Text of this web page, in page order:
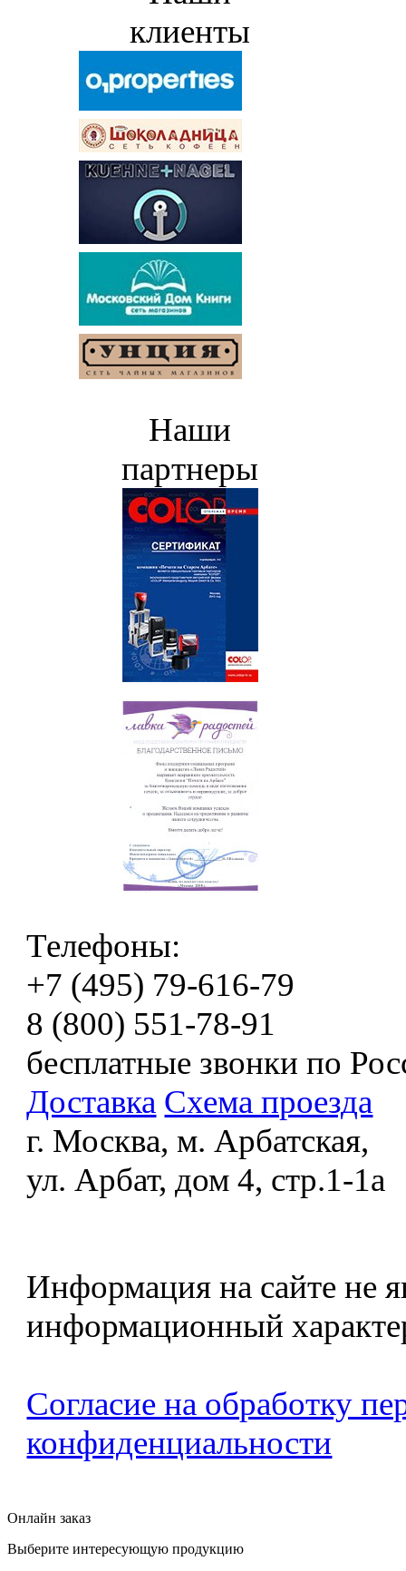
клиенты
Наши
партнеры
Телефоны:
+7 (495) 79-616-79
8 (800) 551-78-91
бесплатные звонки по
Доставка Схема проезда
г. Москва, м. Арбатская,
ул. Арбат, дом 4, стр.1-1а
Информация на сайте не
информационный
Согласие на обработку
конфиденциальности
Онлайн заказ
Выберите интересующую продукцию